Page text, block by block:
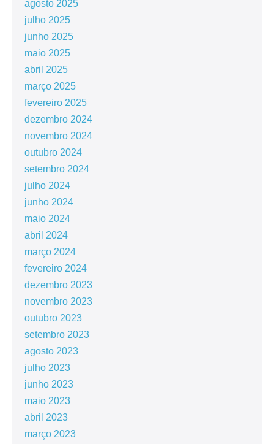
agosto 2025
julho 2025
junho 2025
maio 2025
abril 2025
março 2025
fevereiro 2025
dezembro 2024
novembro 2024
outubro 2024
setembro 2024
julho 2024
junho 2024
maio 2024
abril 2024
março 2024
fevereiro 2024
dezembro 2023
novembro 2023
outubro 2023
setembro 2023
agosto 2023
julho 2023
junho 2023
maio 2023
abril 2023
março 2023